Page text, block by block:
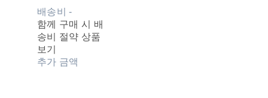
배송비-
함께 구매 시 배
송비 절약 상품
보기
추가 금액